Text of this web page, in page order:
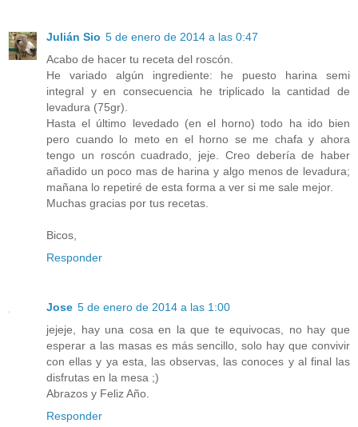
Julián Sio 5 de enero de 2014 a las 0:47
Acabo de hacer tu receta del roscón.
He variado algún ingrediente: he puesto harina semi
integral y en consecuencia he triplicado la cantidad de
levadura (75gr).
Hasta el último levedado (en el horno) todo ha ido bien
pero cuando lo meto en el horno se me chafa y ahora
tengo un roscón cuadrado, jeje. Creo debería de haber
añadido un poco mas de harina y algo menos de levadura;
mañana lo repetiré de esta forma a ver si me sale mejor.
Muchas gracias por tus recetas.
Bicos,
Responder
Jose 5 de enero de 2014 a las 1:00
jejeje, hay una cosa en la que te equivocas, no hay que
esperar a las masas es más sencillo, solo hay que convivir
con ellas y ya esta, las observas, las conoces y al final las
disfrutas en la mesa ;)
Abrazos y Feliz Año.
Responder